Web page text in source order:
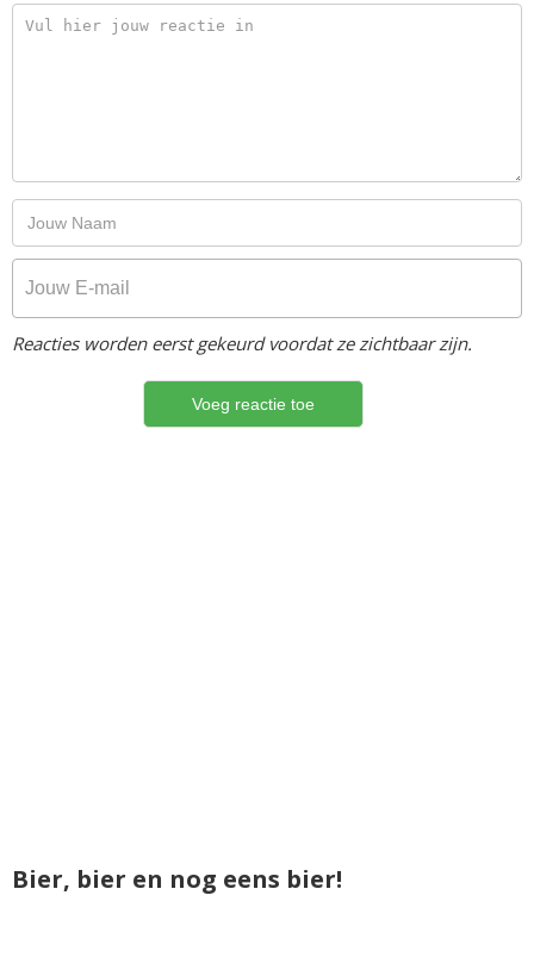
Reacties worden eerst gekeurd voordat ze zichtbaar zijn.
Bier, bier en nog eens bier!